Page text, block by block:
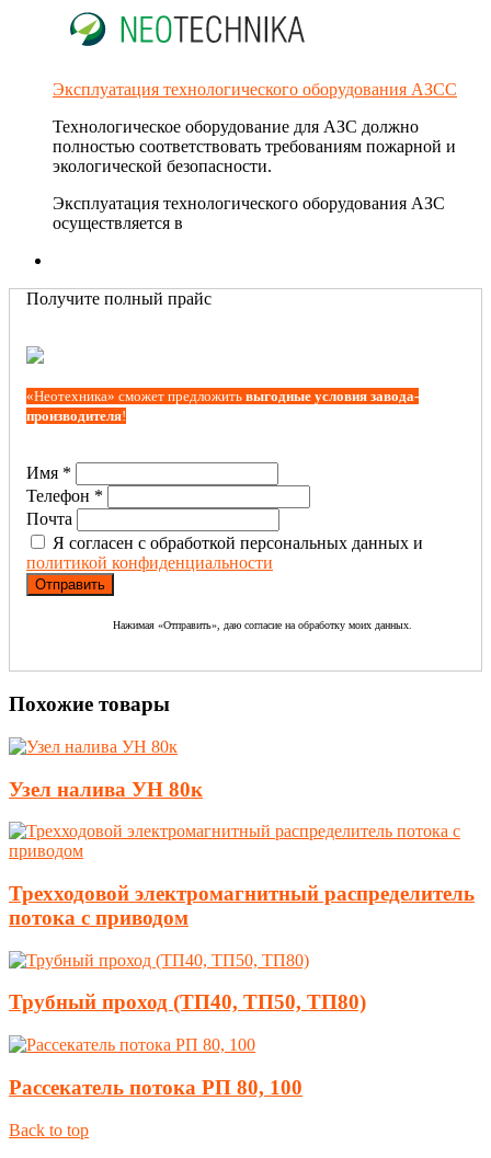
Эксплуатация технологического оборудования АЗСС
Технологическое оборудование для АЗС должно
полностью соответствовать требованиям пожарной и
экологической безопасности.
Эксплуатация технологического оборудования АЗС
осуществляется в
Получите полный прайс
«Неотехника» сможет предложить выгодные условия завода-
производителя!
Имя *
Телефон *
Почта
Я согласен с обработкой персональных данных и
политикой конфиденциальности
Нажимая «Отправить», даю согласие на обработку моих данных.
Похожие товары
Узел налива УН 80к
Трехходовой электромагнитный распределитель
потока с приводом
Трубный проход (ТП40, ТП50, ТП80)
Рассекатель потока РП 80, 100
Back to top